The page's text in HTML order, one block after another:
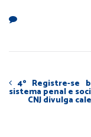
4º Registre-se
sistema penal e
CNJ divulga